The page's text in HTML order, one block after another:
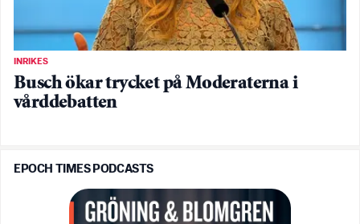
INRIKES
Busch ökar trycket på Moderaterna i
vårddebatten
EPOCH TIMES PODCASTS